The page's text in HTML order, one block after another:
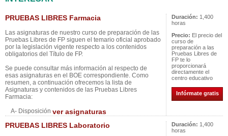
PRUEBAS LIBRES Farmacia
Las asignaturas de nuestro curso de preparación de las
Pruebas Libres de FP siguen el temario oficial aprobado
por la legislación vigente respecto a los contenidos
obligatorios del Título de FP.
Se puede consultar más información al respecto de
esas asignaturas en el BOE correspondiente. Como
resumen, a continuación ofrecemos la lista de
Asignaturas y contenidos de las Pruebas Libres
Farmacia:
A- Disposición ver asignaturas
Duración: 1,400
horas
Precio: El precio del
curso de
preparación a las
Pruebas Libres de
FP te lo
proporcionará
directamente el
centro educativo
Infórmate gratis
PRUEBAS LIBRES Laboratorio Duración: 1,400
horas